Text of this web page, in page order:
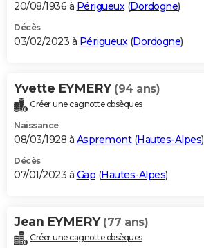
20/08/1936 à Périgueux(Dordogne)
Décès
03/02/2023 à Périgueux(Dordogne)
Yvette EYMERY (94 ans)
Créer une cagnotte obsèques
Naissance
08/03/1928 à Aspremont(Hautes-Alpes)
Décès
07/01/2023 à Gap (Hautes-Alpes)
Jean EYMERY (77 ans)
Créer une cagnotte obsèques